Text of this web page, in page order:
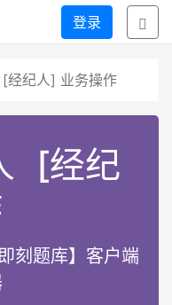
登录
[经纪人] 业务操作
[经纪
刻题库】客户端